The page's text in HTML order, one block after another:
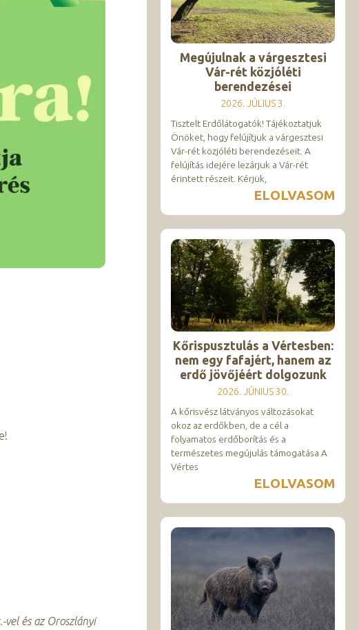
vel és az Oroszlányi
Megújulnak a várgesztesi
Vár-rét közjóléti
berendezései
2026. JÚLIUS 3.
Tisztelt Erdőlátogatók! Tájékoztatjuk
Önöket, hogy felújítjuk a várgesztesi
Vár-rét közjóléti berendezéseit. A
felújítás idejére lezárjuk a Vár-rét
érintett részeit. Kérjük,
ELOLVASOM
Kőrispusztulás a Vértesben:
nem egy fafajért, hanem az
erdő jövőjéért dolgozunk
2026. JÚNIUS 30.
A kőrisvész látványos változásokat
okoz az erdőkben, de a cél a
folyamatos erdőborítás és a
természetes megújulás támogatása A
Vértes
ELOLVASOM